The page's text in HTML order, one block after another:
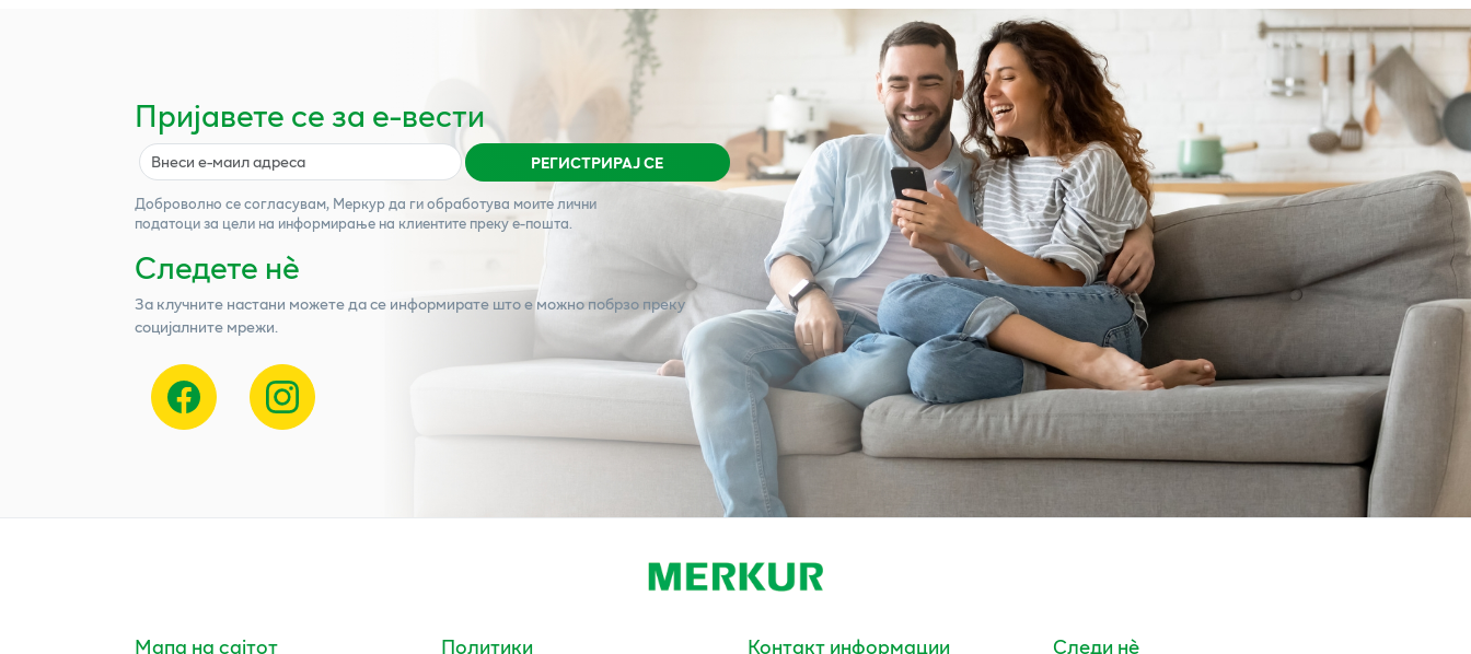
Пријавете се за е-вести
РЕГИСТРИРАЈ СЕ
Доброволно се согласувам, Меркурда ги обработува моите лични
податоци за цели на информирање на клиентите преку е-пошта.
Следете нѐ
За клучните настани можете да се информирате што е можно побрзо преку
социјалните мрежи.
Мапа на сајтот Политики Контакт информации Следи нè